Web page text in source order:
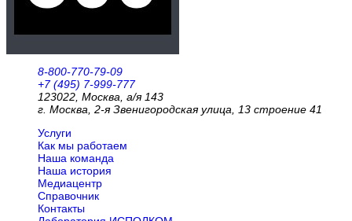
8-800-770-79-09
+7 (495) 7-999-777
123022, Москва, а/я 143
г. Москва, 2-я Звенигородская улица, 13 строение 41
Услуги
Как мы работаем
Наша команда
Наша история
Медиацентр
Справочник
Контакты